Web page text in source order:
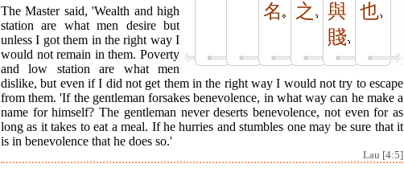
名
之
與
賤
也
The Master said, 'Wealth and high
station are what men desire but
unless I got them in the right way I
would not remain in them. Poverty
and low station are what men
dislike, but even if I did not get them in the right way I would not try to escape
from them. 'If the gentleman forsakes benevolence, in what way can he make a
name for himself? The gentleman never deserts benevolence, not even for as
long as it takes to eat a meal. If he hurries and stumbles one may be sure that it
is in benevolence that he does so.'
Lau [4:5]